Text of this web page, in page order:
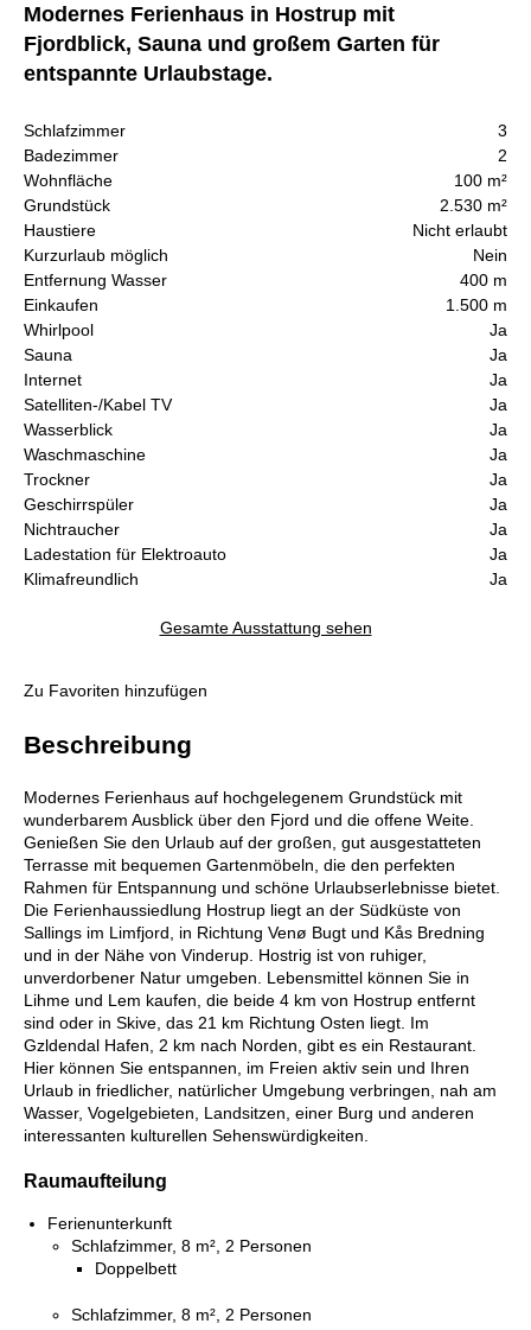
Modernes Ferienhaus in Hostrup mit
Fjordblick, Sauna und großem Garten für
entspannte Urlaubstage.
Schlafzimmer
3
Badezimmer
2
Wohnfläche
100 m²
Grundstück
2.530 m²
Haustiere
Nicht erlaubt
Kurzurlaub möglich
Nein
Entfernung Wasser
400 m
Einkaufen
1.500 m
Whirlpool
Ja
Sauna
Ja
Internet
Ja
Satelliten-/Kabel TV
Ja
Wasserblick
Ja
Waschmaschine
Ja
Trockner
Ja
Geschirrspüler
Ja
Nichtraucher
Ja
Ladestation für Elektroauto
Ja
Klimafreundlich
Ja
Gesamte Ausstattung sehen
Zu Favoriten hinzufügen
Beschreibung
Modernes Ferienhaus auf hochgelegenem Grundstück mit
wunderbarem Ausblick über den Fjord und die offene Weite.
Genießen Sie den Urlaub auf der großen, gut ausgestatteten
Terrasse mit bequemen Gartenmöbeln, die den perfekten
Rahmen für Entspannung und schöne Urlaubserlebnisse bietet.
Die Ferienhaussiedlung Hostrup liegt an der Südküste von
Sallings im Limfjord, in Richtung Venø Bugt und Kås Bredning
und in der Nähe von Vinderup. Hostrig ist von ruhiger,
unverdorbener Natur umgeben. Lebensmittel können Sie in
Lihme und Lem kaufen, die beide 4 km von Hostrup entfernt
sind oder in Skive, das 21 km Richtung Osten liegt. Im
Gzldendal Hafen, 2 km nach Norden, gibt es ein Restaurant.
Hier können Sie entspannen, im Freien aktiv sein und Ihren
Urlaub in friedlicher, natürlicher Umgebung verbringen, nah am
Wasser, Vogelgebieten, Landsitzen, einer Burg und anderen
interessanten kulturellen Sehenswürdigkeiten.
Raumaufteilung
Ferienunterkunft
Schlafzimmer, 8 m², 2 Personen
Doppelbett
Schlafzimmer, 8 m², 2 Personen